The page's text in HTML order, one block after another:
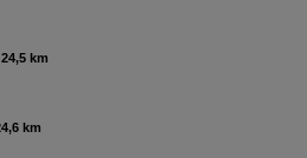
24,5 km
km